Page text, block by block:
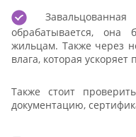
обрабатывается, она
жильцам. Также через
влага, которая
Также стоит
документацию,